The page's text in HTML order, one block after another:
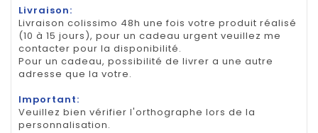
Livraison:
Livraison colissimo 48h une fois votre produit réalisé
(10 à 15 jours), pour un cadeau urgent veuillez me
contacter pour la disponibilité.
Pour un cadeau, possibilité de livrer a une autre
adresse que la votre.
Important:
Veuillez bien vérifier l'orthographe lors de la
personnalisation.